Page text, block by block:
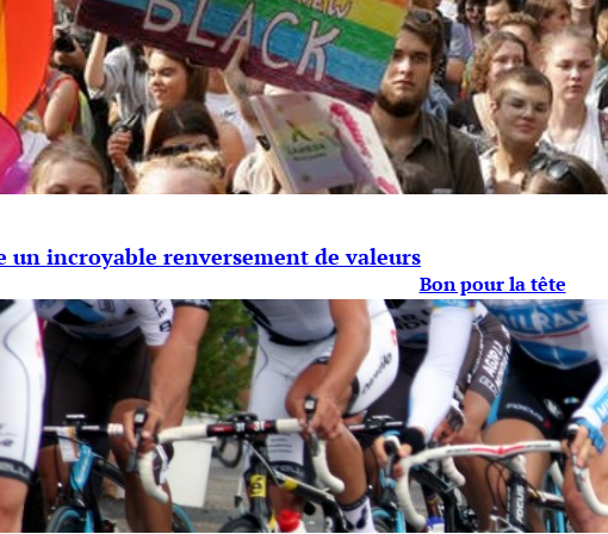
un incroyable renversement de valeurs
Bon pour la tête